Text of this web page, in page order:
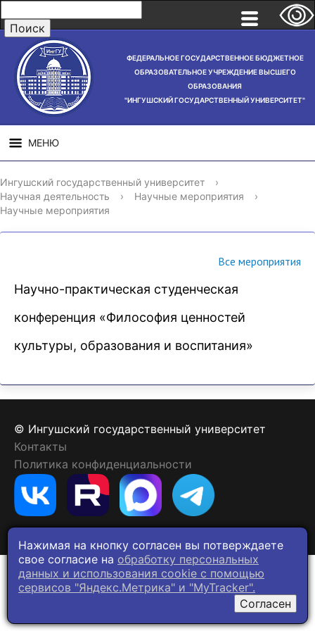
ФЕДЕРАЛЬНОЕ ГОСУДАРСТВЕННОЕ БЮДЖЕТНОЕ
ОБРАЗОВАТЕЛЬНОЕ УЧРЕЖДЕНИЕ ВЫСШЕГО
ОБРАЗОВАНИЯ
"ИНГУШСКИЙ ГОСУДАРСТВЕННЫЙ УНИВЕРСИТЕТ"
МЕНЮ
СВЕДЕНИЯ ОБ
ОБРАЗОВАТЕЛЬНОЙ
ОРГАНИЗАЦИИ
НАУЧНАЯ
ДЕЯТЕЛЬНОСТЬ
Ингушский государственный университет
›
Научная деятельность
› Научные мероприятия
›
Научные мероприятия
Все мероприятия
Научно-практическая студенческая
конференция «Философия ценностей
культуры, образования и воспитания»
© Ингушский государственный университет
Контакты
Политика конфиденциальности
Нажимая на кнопку согласен вы потверждаете
свое согласие на обработку персональных
данных и использования cookie c помощью
сервисов "Яндекс.Метрика" и "MyTracker".
Согласен